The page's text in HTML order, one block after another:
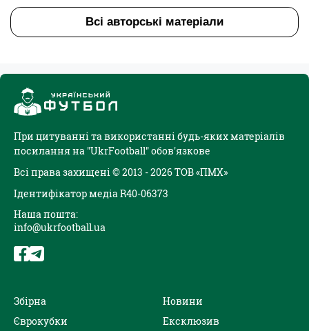
Всі авторські матеріали
При цитуванні та використанні будь-яких матеріалів
посилання на "UkrFootball" обов'язкове
Всі права захищені © 2013 - 2026 ТОВ «ПМХ»
Ідентифікатор медіа R40-06373
Наша пошта:
info@ukrfootball.ua
Збірна
Єврокубки
Новини
Ексклюзив